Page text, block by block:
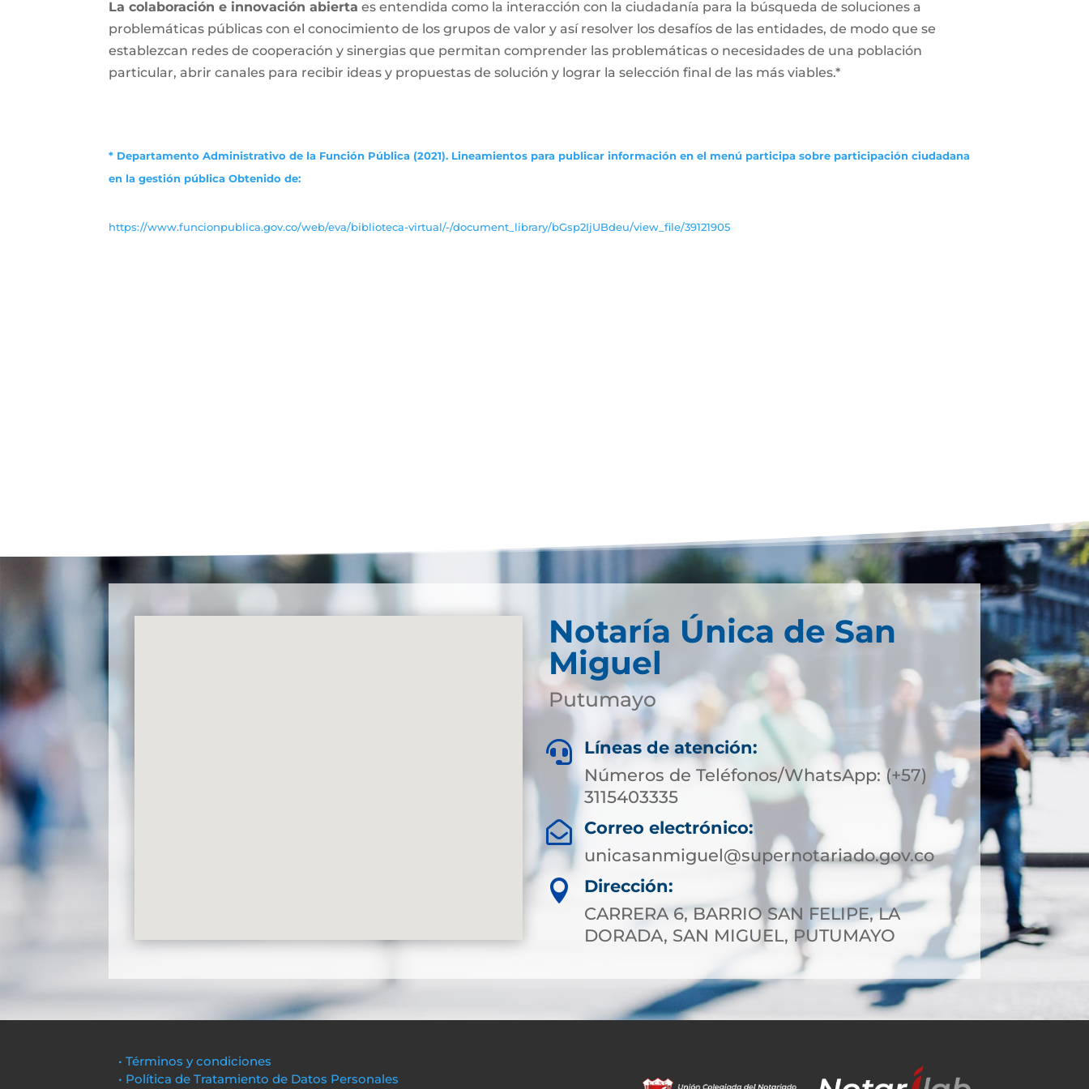
La colaboración e innovación abierta es entendida como la interacción con la ciudadanía para la búsqueda de soluciones a
problemáticas públicas con el conocimiento de los grupos de valor y así resolver los desafíos de las entidades, de modo que se
establezcan redes de cooperación y sinergias que permitan comprender las problemáticas o necesidades de una población
particular, abrir canales para recibir ideas y propuestas de solución y lograr la selección final de las más viables.*
* Departamento Administrativo de la Función Pública (2021). Lineamientos para publicar información en el menú participa sobre participación ciudadana
en la gestión públicaObtenido de:
https://www.funcionpublica.gov.co/web/eva/biblioteca-virtual/-/document_library/bGsp2IjUBdeu/view_file/39121905
Notaría Única de San
Miguel
Putumayo

Líneas de atención:
Números de Teléfonos/WhatsApp: (+57)
3115403335

Correo electrónico:
unicasanmiguel@supernotariado.gov.co

Dirección:
CARRERA 6, BARRIO SAN FELIPE, LA
DORADA, SAN MIGUEL, PUTUMAYO
• Términos y condiciones
• Política de Tratamiento de Datos Personales